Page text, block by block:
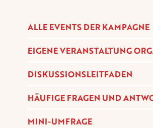
ALLE EVENTS DER KAMPAGNE
EIGENE VERANSTALTUNG
DISKUSSIONSLEITFADEN
HÄUFIGE FRAGEN UND
MINI-UMFRAGE